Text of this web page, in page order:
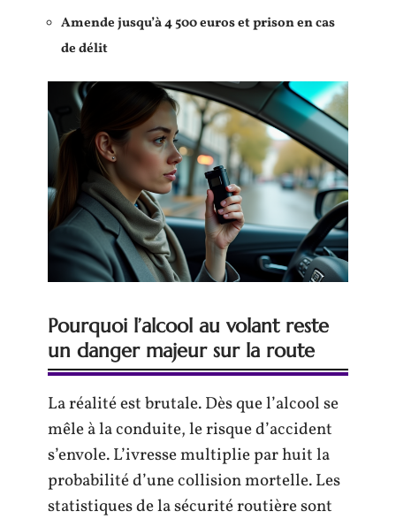
Amende jusqu’à 4 500 euros et prison en cas
de délit
Pourquoi l’alcool au volant reste
un danger majeur sur la route
La réalité est brutale. Dès que l’alcool se
mêle à la conduite, le risque d’accident
s’envole. L’ivresse multiplie par huit la
probabilité d’une collision mortelle. Les
statistiques de la sécurité routière sont